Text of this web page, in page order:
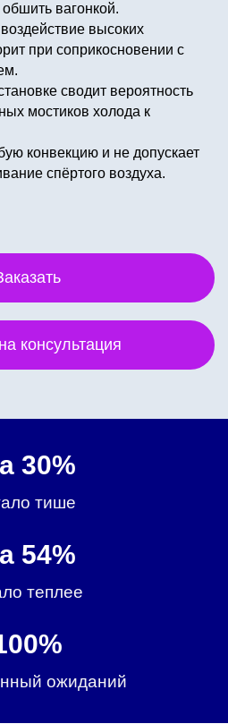
вагонкой.
высоких
при соприкосновении с
сводит вероятность
мостиков холода к
конвекцию и не допускает
спёртого воздуха.
консультация
30%
тише
54%
теплее
ожиданий